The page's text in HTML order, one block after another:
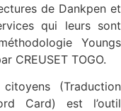
de Dankpen et
qui leurs sont
Youngs
CREUSET TOGO.
(Traduction
Card) est l’outil